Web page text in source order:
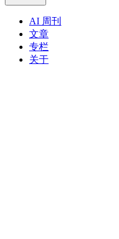
AI 周刊
文章
专栏
关于